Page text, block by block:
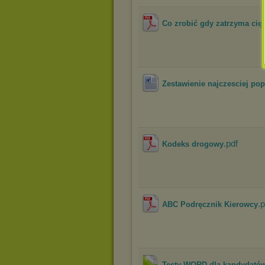
Co zrobić gdy zatrzyma cię
Zestawienie najczesciej
Kodeks drogowy.pdf
ABC Podręcznik Kierowcy